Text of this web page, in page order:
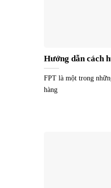
Hướng dẫn cách
FPT là một trong
hàng